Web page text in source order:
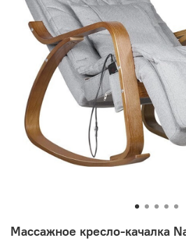
Массажное кресло-качалка